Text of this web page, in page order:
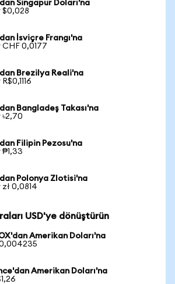
Singapur Doları'na
$0,028
İsviçre Frangı'na
CHF 0,0177
Brezilya Reali'na
Bangladeş Takası'na
৳2,70
Filipin Pezosu'na
₱1,33
Polonya Zlotisi'na
0,0814
USD'ye dönüştürün
Amerikan Doları'na
Amerikan Doları'na